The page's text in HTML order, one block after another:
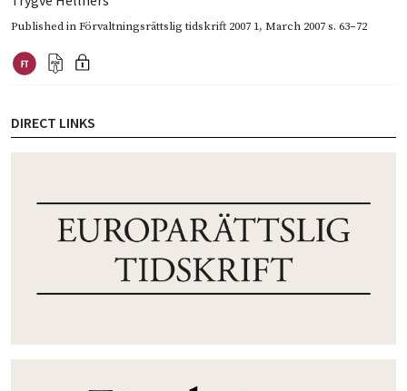
Published inFörvaltningsrättslig tidskrift 2007 1, March 2007s. 63–72
DIRECT LINKS